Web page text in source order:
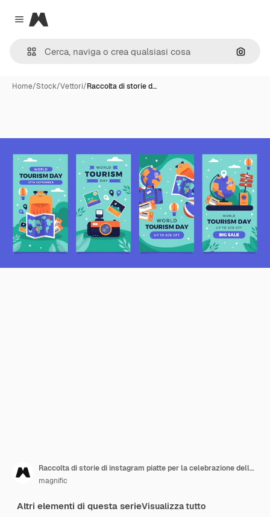
Close menu
Magnific
Cerca
Home/Stock/Vettori/Raccolta di storie d…
Raccolta di storie di instagram piatte per la celebrazione della giornata mondiale del turismo
magnific
Altri elementi di questa serieVisualizza tutto